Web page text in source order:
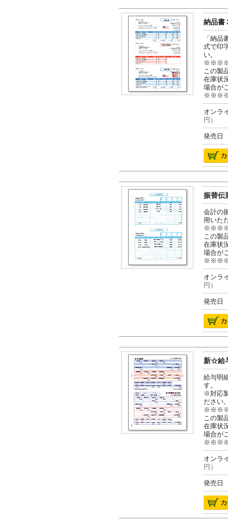
納品書
「納
式で印
い。
この製
在庫状
場合が
オン
円）
発売日
振替伝
会計の
用いた
この製
在庫状
場合が
オン
円）
発売日
新☆給
給与明
す。
※対応
ださい
この製
在庫状
場合が
オン
円）
発売日